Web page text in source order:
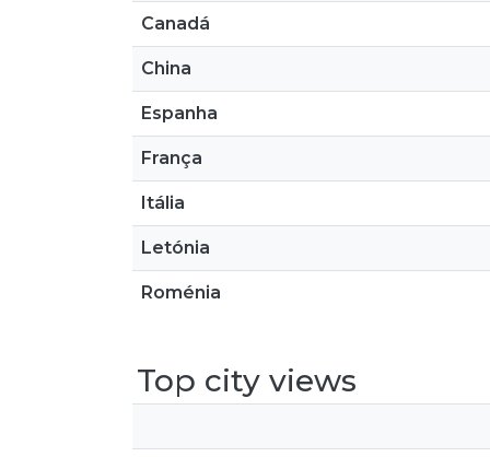
Canadá
China
Espanha
França
Itália
Letónia
Roménia
Top city views